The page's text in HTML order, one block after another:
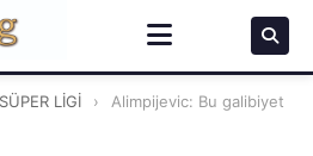
LİGİ ›
Alimpijevic: Bu galibiyet